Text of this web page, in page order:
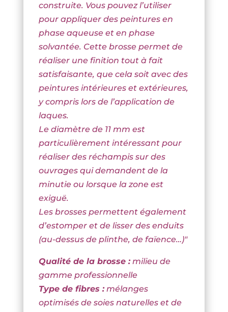
construite. Vous pouvez l’utiliser
pour appliquer des peintures en
phase aqueuse et en phase
solvantée. Cette brosse permet de
réaliser une finition tout à fait
satisfaisante, que cela soit avec des
peintures intérieures et extérieures,
y compris lors de l’application de
laques.
Le diamètre de 11 mm est
particulièrement intéressant pour
réaliser des réchampis sur des
ouvrages qui demandent de la
minutie ou lorsque la zone est
exiguë.
Les brosses permettent également
d’estomper et de lisser des enduits
(au-dessus de plinthe, de faïence…)"
Qualité de la brosse :milieu de
gamme professionnelle
Type de fibres :mélanges
optimisés de soies naturelles et de